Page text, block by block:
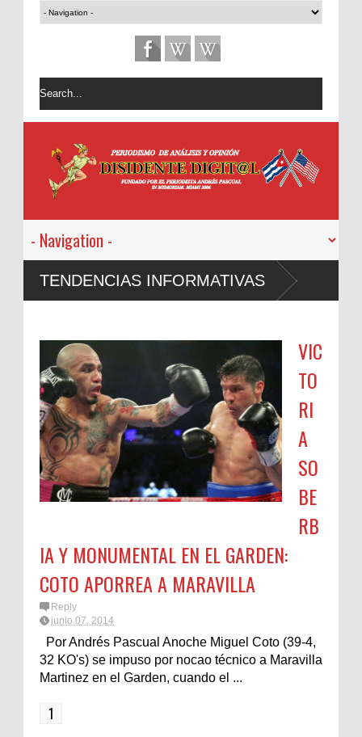
TENDENCIAS INFORMATIVAS
VIC
TO
RI
A
SO
BE
RB
IA Y MONUMENTAL EN EL GARDEN:
COTO APORREA A MARAVILLA
Reply
junio 07, 2014
Por Andrés Pascual Anoche Miguel Coto (39-4,
32 KO's) se impuso por nocao técnico a Maravilla
Martinez en el Garden, cuando el ...
1